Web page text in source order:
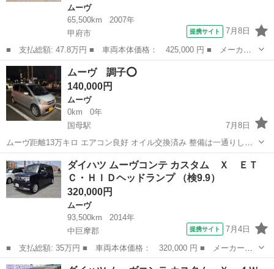
ムーヴ
65,500km
2007年
甲府市
提携サイト 7月8日
■ 支払総額: 47.8万円 ■ 車両本体価格： 425,000 円 ■ メーカー
名： ダイハツ ■ 車種名： ムーヴ ■ グレード名： カスタム
ＲＳ ワンオーナー／禁煙車／盗難防止システム／衝突安全ボディ／
アンチロック...
山梨 甲府市 ムーヴ
ムーヴ 調子⭕️
140,000円
ムーヴ
0km
0年
国母駅
7月8日
ムーヴ距離13万キロ エアコン良好 オイル交換済み 整備は一通りして
ます 車検は3月まで
山梨 甲府市 国母駅 ムーヴ
ダイハツ ムーヴコンテ カスタム Ｘ ＥＴ
Ｃ・ＨＩＤヘッドランプ （検9.9）
320,000円
ムーヴ
93,500km
2014年
中巨摩郡
提携サイト 7月4日
■ 支払総額: 35万円 ■ 車両本体価格： 320,000 円 ■ メーカー
名： ダイハツ ■ 車種名： ムーヴコンテ ■ グレード名： カス
山梨 中巨摩郡